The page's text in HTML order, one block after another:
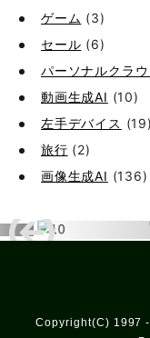
ゲーム (3)
セール (6)
パーソナルクラウ
動画生成AI (10)
左手デバイス (19)
旅行 (2)
画像生成AI (136)
Copyright(C) 1997